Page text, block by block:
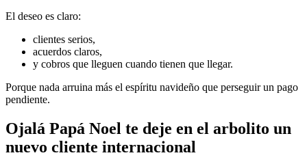
El deseo es claro:
clientes serios,
acuerdos claros,
y cobros que lleguen cuando tienen que llegar.
Porque nada arruina más el espíritu navideño que perseguir un pago
pendiente.
Ojalá Papá Noel te deje en el arbolito un
nuevo cliente internacional